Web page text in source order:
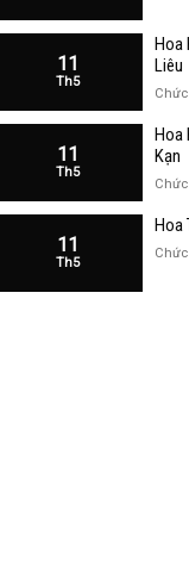
11
Th5
Hoa
Liêu
11
Th5
Hoa
Kạn
11
Th5
Hoa